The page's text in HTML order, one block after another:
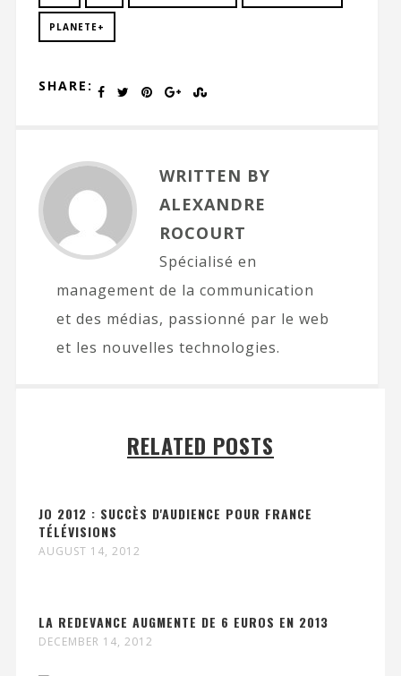
PLANETE+
SHARE:
WRITTEN BY
ALEXANDRE
ROCOURT
Spécialisé en
management de la communication
et des médias, passionné par le web
et les nouvelles technologies.
RELATED POSTS
JO 2012 : SUCCÈS D'AUDIENCE POUR FRANCE
TÉLÉVISIONS
AUGUST 14, 2012
LA REDEVANCE AUGMENTE DE 6 EUROS EN 2013
DECEMBER 14, 2012